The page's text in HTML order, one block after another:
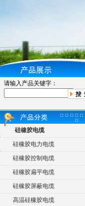
请输入产品关键字：
硅橡胶电缆
硅橡胶电力电缆
硅橡胶控制电缆
硅橡胶扁平电缆
硅橡胶屏蔽电缆
高温硅橡胶电缆